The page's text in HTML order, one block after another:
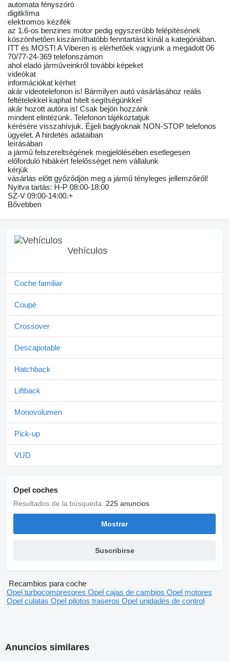
automata fényszóró
digitklíma
elektromos kézifék
az 1.6-os benzines motor pedig egyszerűbb felépítésének
köszönhetően kiszámíthatóbb fenntartást kínál a kategóriában.
ITT és MOST! A Viberen is elérhetőek vagyunk a megadott 06
70/77-24-369 telefonszámon
ahol eladó járműveinkről további képeket
videókat
információkat kérhet
akár videotelefonon is! Bármilyen autó vásárlásához reális
feltételekkel kaphat hitelt segítségünkkel
akár hozott autóra is! Csak bejön hozzánk
mindent elintézünk. Telefonon tájékoztatjuk
kérésére visszahívjuk. Éjjeli baglyoknak NON-STOP telefonos
ügyelet. A hirdetés adataiban
leírásában
a jármű felszereltségének megjelölésében esetlegesen
előforduló hibákért felelősséget nem vállalunk
kérjük
vásárlás előtt győződjön meg a jármű tényleges jellemzőiről!
Nyitva tartás: H-P 08:00-18:00
SZ-V 09:00-14:00.+
Bővebben
Vehículos
Coche familiar
Coupé
Crossover
Descapotable
Hatchback
Liftback
Monovolumen
Pick-up
VUD
Opel coches
Resultados de la búsqueda: 225 anuncios
Mostrar
Suscribirse
Recambios para coche
Opel turbocompresores Opel cajas de cambios Opel motores
Opel culatas Opel pilotos traseros Opel unidades de control
Anuncios similares